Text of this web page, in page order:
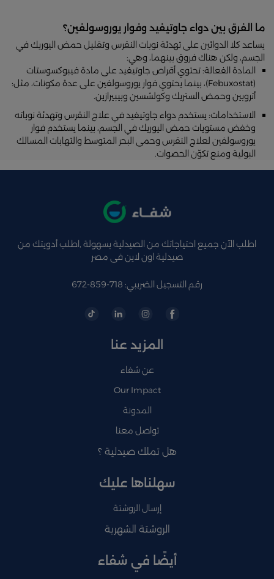
ما الفرق بين دواء جاوتيفيد وفوار يوروسولفين؟
يساعد كلا الدوائين على تهدئة نوبات النقرس وتقليل حمض اليوريك في
الجسم، ولكن هناك فروق بينهما، وهي:
المادة الفعالة: تحتوي أقراص جاوتيفيد على مادة فيبوكسوستات
(Febuxostat)، بينما يحتوي فوار يوروسولفين على عدة مكونات، مثل:
أتروبين وحمض الستريك وكولشسين وبيبيرازين.
الاستخدامات: يستخدم دواء جاوتيفيد في علاج النقرس وتهدئة نوباته
وخفض مستويات حمض اليوريك في الجسم، بينما يستخدم فوار
يوروسولفين لعلاج النقرس وحمى البحر المتوسط والتهابات المسالك
البولية ومنع تكوّن الحصوات.
اطلب الآن جميع احتياجاتك من الصيدلية بسهولة ,اطلب أدويتك من
صيدلية اون لاين فى مصر
رقم التسجيل الضريبي: 718-859-672
المزيد عنا
عن شفاء
Our Impact
المدونة
تواصل معنا
هل تملك صيدلية ؟
سهلناها عليك
إرسال الروشتة
الروشتة الشهرية
أيضًا في شفاء